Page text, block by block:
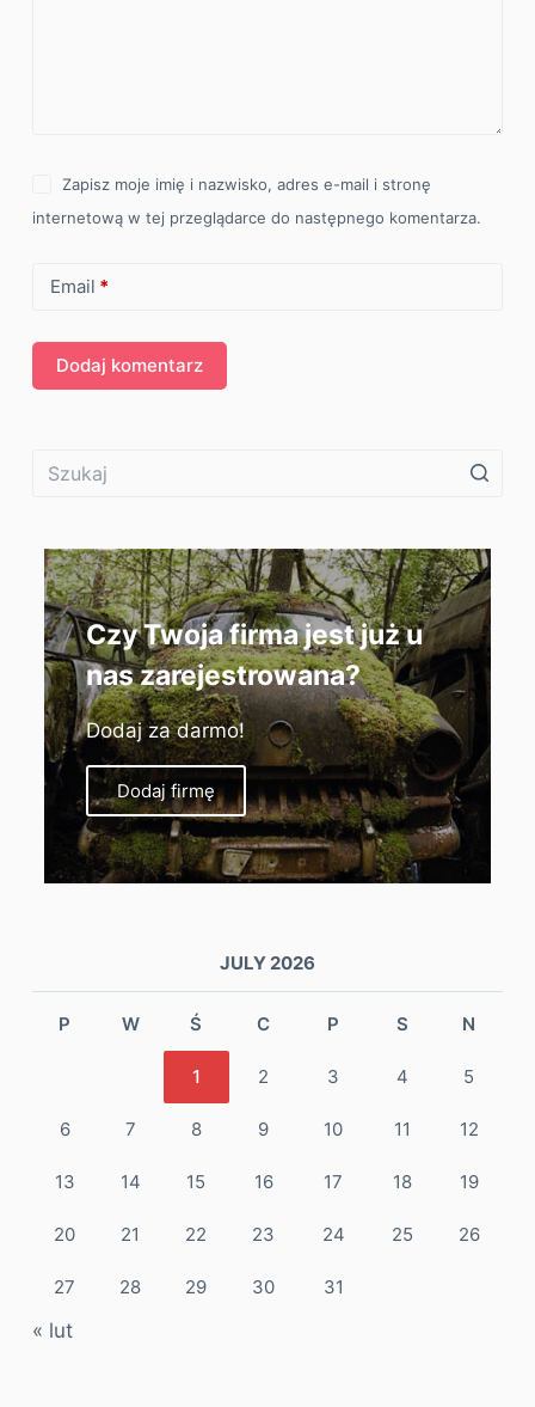
Zapisz moje imię i nazwisko, adres e-mail i stronę
internetową w tej przeglądarce do następnego komentarza.
Email *
Dodaj komentarz
Czy Twoja firma jest już u
nas zarejestrowana?
Dodaj za darmo!
Dodaj firmę
JULY 2026
P W Ś C P S N
1 2 3 4 5
6 7 8 9 10 11 12
13 14 15 16 17 18 19
20 21 22 23 24 25 26
27 28 29 30 31
« lut